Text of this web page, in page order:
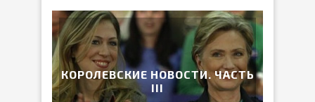
КОРОЛЕВСКИЕ НОВОСТИ. ЧАСТЬ
III